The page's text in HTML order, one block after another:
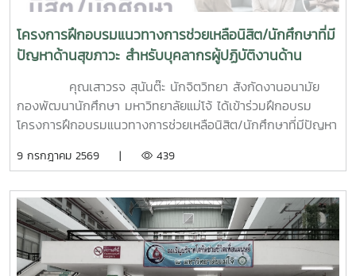
โครงการฝึกอบรมแนวทางการช่วยเหลือนิสิต/นักศึกษาที่มี
ปัญหาด้านสุขภาวะ สำหรับบุคลากรผู้ปฏิบัติงานด้าน
คุณเสาวรจ สุนันต๊ะ นักจิตวิทยา สังกัดงานอนามัย
กองพัฒนานักศึกษา มหาวิทยาลัยแม่โจ้ ได้เข้าร่วมฝึกอบรม
โครงการฝึกอบรมแนวทางการช่วยเหลือนิสิต/นักศึกษาที่มีปัญหา
ที่ 6–7 กรกฎาคม 2569 ณ ห้องบรรยาย ชั้น 1 กองพัฒนานิสิต
บุคลากรจากทั้งเครือข่าย ทปอ. และเครือข่ายสมาคมอุดมศึกษา
เอกชนแห่งประเทศไทย (สสอท.) การอบรมครั้งนี้มุ่งเน้นการ
พัฒนาองค์ความรู้และทักษะที่จำเป็นในการดูแลนิสิตนักศึกษา
ครอบคลุมตั้งแต่:ความรู้พื้นฐานด้านสุขภาพจิต: เรียนรู้แนวโน้ม
9 กรกฎาคม 2569 | 439